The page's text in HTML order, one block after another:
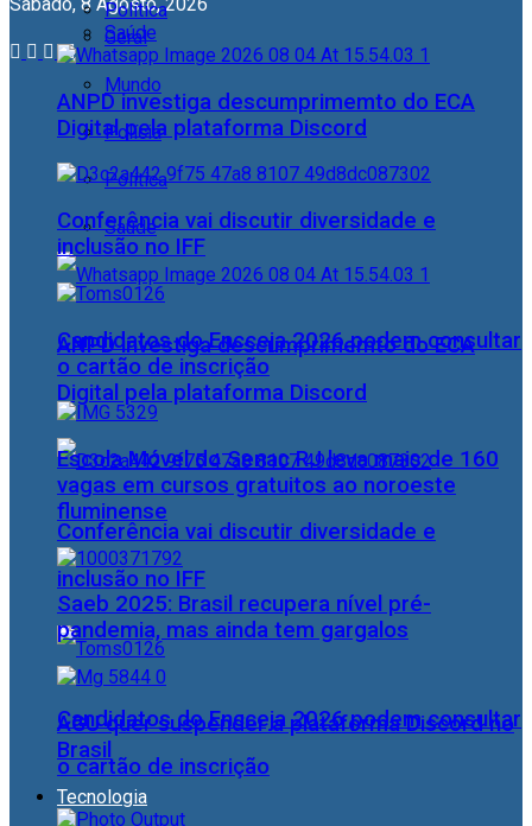
Geral
Mundo
Polícia
Política
Saúde
ANPD investiga descumprimemto do ECA
Digital pela plataforma Discord
Conferência vai discutir diversidade e
inclusão no IFF
Candidatos do Encceja 2026 podem consultar
o cartão de inscrição
Política
Saúde
ANPD investiga descumprimemto do ECA
Digital pela plataforma Discord
Conferência vai discutir diversidade e
inclusão no IFF
Candidatos do Encceja 2026 podem consultar
o cartão de inscrição
Escola Móvel do Senac RJ leva mais de 160
vagas em cursos gratuitos ao noroeste
fluminense
Saeb 2025: Brasil recupera nível pré-
pandemia, mas ainda tem gargalos
AGU quer suspender a plataforma Discord no
Brasil
Tecnologia